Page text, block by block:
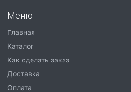
Меню
Главная
Каталог
Как сделать заказ
Доставка
Оплата